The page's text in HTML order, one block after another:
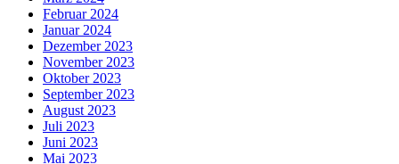
Februar 2024
Januar 2024
Dezember 2023
November 2023
Oktober 2023
September 2023
August 2023
Juli 2023
Juni 2023
Mai 2023